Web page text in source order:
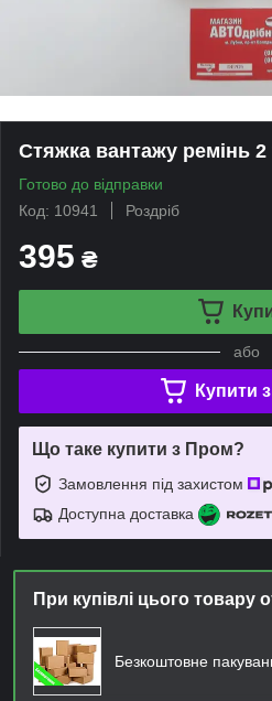
Стяжка вантажу ремінь
Готово до відправки
Код: 10941
Роздріб
395 ₴
або
Купити з
Що таке купити з Пром?
Замовлення під захистом
Доступна доставка
При купівлі цього товару
Безкоштовне